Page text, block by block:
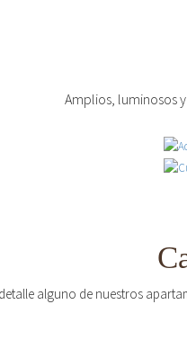
Amplios, luminosos
alguno de nuestros